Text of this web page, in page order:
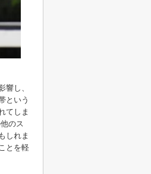
し、
という
てしま
のス
しれま
とを軽